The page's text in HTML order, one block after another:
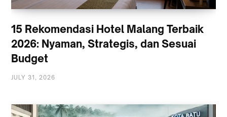
15 Rekomendasi Hotel Malang Terbaik
2026: Nyaman, Strategis, dan Sesuai
Budget
JULY 31, 2026